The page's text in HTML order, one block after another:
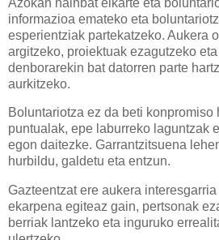
informazioa emateko eta
esperientziak partekatzeko. Aukera
argitzeko, proiektuak ezagutzeko
denborarekin bat datorren parte
aurkitzeko.
Boluntariotza ez da beti
puntualak, epe laburreko laguntzak
egon daitezke. Garrantzitsuena
hurbildu, galdetu eta entzun.
Gazteentzat ere aukera
ekarpena egiteaz gain, pertsonak
berriak lantzeko eta inguruko